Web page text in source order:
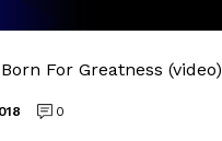
For Greatness (video)
0